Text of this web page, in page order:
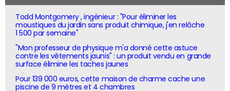
Todd Montgomery , ingénieur : "Pour éliminer les
moustiques du jardin sans produit chimique, j'en relâche
1 500 par semaine"
"Mon professeur de physique m'a donné cette astuce
contre les vêtements jaunis" : un produit vendu en grande
surface élimine les taches jaunes
Pour 139 000 euros, cette maison de charme cache une
piscine de 9 mètres et 4 chambres